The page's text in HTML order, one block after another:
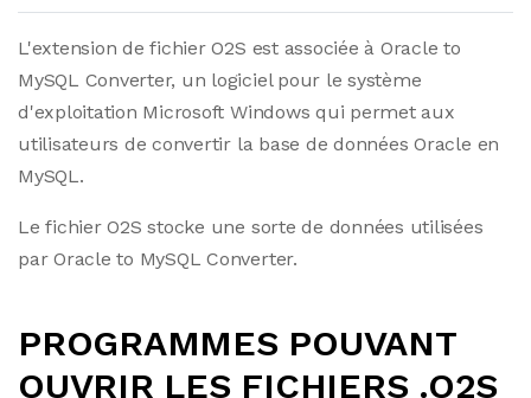
L'extension de fichier O2S est associée à Oracle to
MySQL Converter, un logiciel pour le système
d'exploitation Microsoft Windows qui permet aux
utilisateurs de convertir la base de données Oracle en
MySQL.
Le fichier O2S stocke une sorte de données utilisées
par Oracle to MySQL Converter.
PROGRAMMES POUVANT
OUVRIR LES FICHIERS .O2S